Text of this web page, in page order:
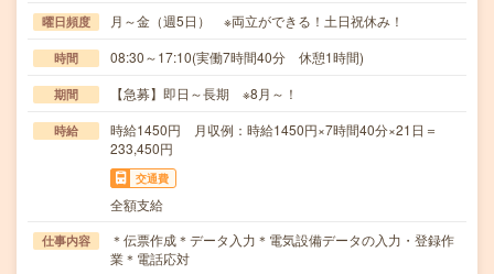
曜日頻度 月～金（週5日） ※両立ができる！土日祝休み！
時間 08:30～17:10(実働7時間40分 休憩1時間)
期間 【急募】即日～長期 ※8月～！
時給
時給1450円 月収例：時給1450円×7時間40分×21日＝
233,450円
交通費
全額支給
仕事内容
＊伝票作成＊データ入力＊電気設備データの入力・登録作
業＊電話応対